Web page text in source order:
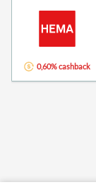
0,60% cashback